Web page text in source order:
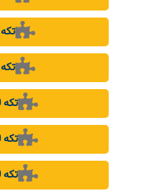
8000 تکه
9000 تکه
12000 تکه
13500 تکه
18000 تکه